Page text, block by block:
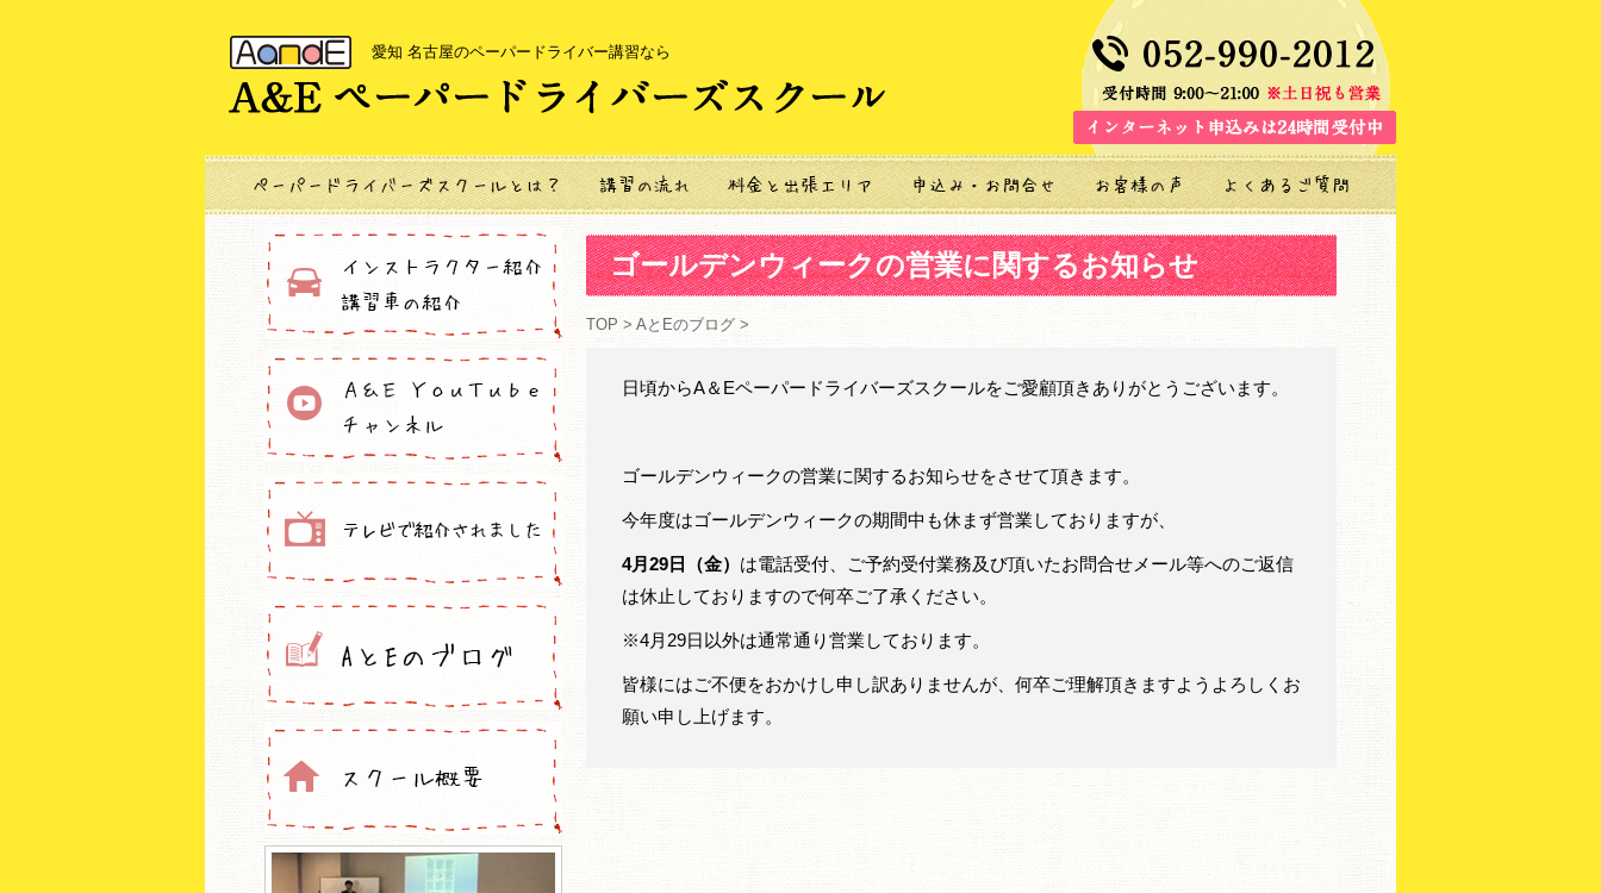
愛知 名古屋のペーパードライバー講習なら
ゴールデンウィークの営業に関するお知らせ
TOP > AとEのブログ >
日頃からA＆Eペーパードライバーズスクールをご愛顧頂きありがとうございます。
ゴールデンウィークの営業に関するお知らせをさせて頂きます。
今年度はゴールデンウィークの期間中も休まず営業しておりますが、
4月29日（金） は電話受付、ご予約受付業務及び頂いたお問合せメール等へのご返信
は休止しておりますので何卒ご了承ください。
※4月29日以外は通常通り営業しております。
皆様にはご不便をおかけし申し訳ありませんが、何卒ご理解頂きますようよろしくお
願い申し上げます。